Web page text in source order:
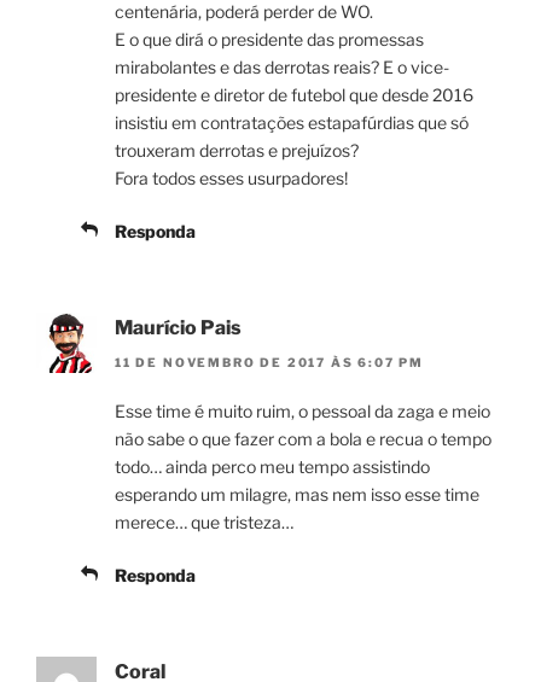
centenária, poderá perder de WO.
E o que dirá o presidente das promessas
mirabolantes e das derrotas reais? E o vice-
presidente e diretor de futebol que desde 2016
insistiu em contratações estapafúrdias que só
trouxeram derrotas e prejuízos?
Fora todos esses usurpadores!
Responda
Maurício Pais
11 DE NOVEMBRO DE 2017 ÀS 6:07 PM
Esse time é muito ruim, o pessoal da zaga e meio
não sabe o que fazer com a bola e recua o tempo
todo… ainda perco meu tempo assistindo
esperando um milagre, mas nem isso esse time
merece… que tristeza…
Responda
Coral